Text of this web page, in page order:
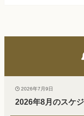
2026年7月9日
2026年8月のスケ